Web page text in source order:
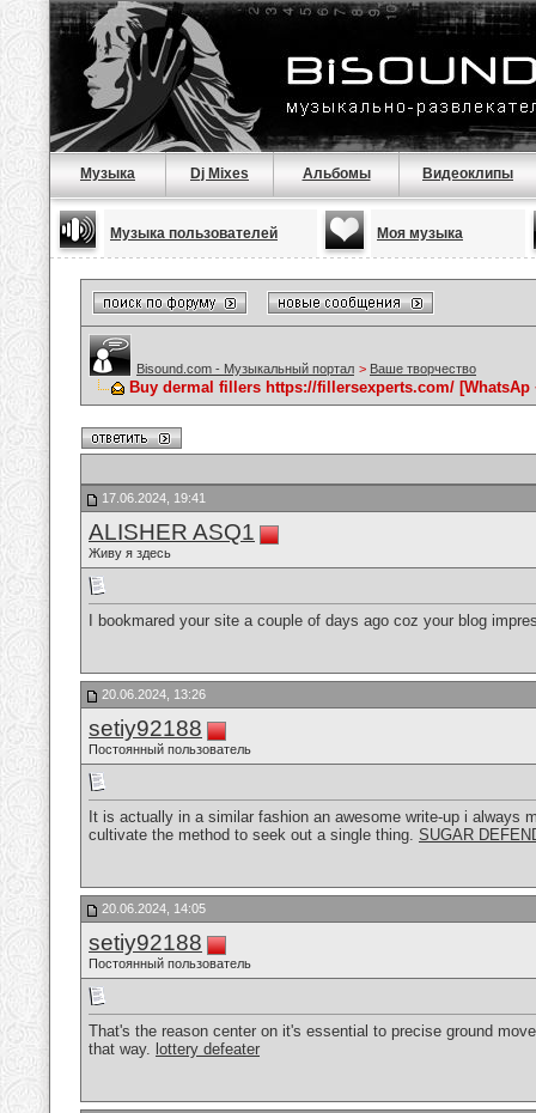
Музыка Dj Mixes Альбомы Видеоклипы
Музыка пользователей Моя музыка
Bisound.com - Музыкальный портал > Ваше творчество
Buy dermal fillers https://fillersexperts.com/ [WhatsAp
17.06.2024, 19:41
ALISHER ASQ1
Живу я здесь
I bookmared your site a couple of days ago coz your blog
20.06.2024, 13:26
setiy92188
Постоянный пользователь
It is actually in a similar fashion an awesome write-up i
cultivate the method to seek out a single thing. SUGAR
20.06.2024, 14:05
setiy92188
Постоянный пользователь
That's the reason center on it's essential to precise ground
that way. lottery defeater